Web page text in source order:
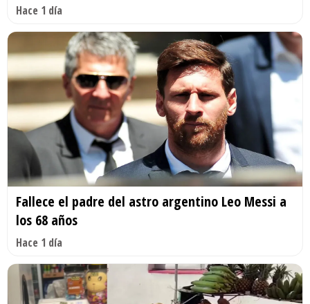
Hace 1 día
Fallece el padre del astro argentino Leo Messi a
los 68 años
Hace 1 día